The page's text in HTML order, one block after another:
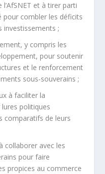
et à tirer parti
pour combler les déficits
investissements ;
y compris les
pour soutenir
et le renforcement
sous-souverains ;
à faciliter la
politiques
comparatifs de leurs
collaborer avec les
pour faire
propices au commerce